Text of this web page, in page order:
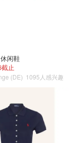
闲鞋
止
(DE) 1095人感兴趣